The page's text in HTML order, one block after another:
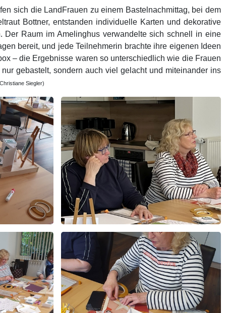
sich die LandFrauen zu einem Bastelnachmittag, bei dem
Bottner, entstanden individuelle Karten und dekorative
Raum im Amelinghus verwandelte sich schnell in eine
bereit, und jede Teilnehmerin brachte ihre eigenen Ideen
– die Ergebnisse waren so unterschiedlich wie die Frauen
gebastelt, sondern auch viel gelacht und miteinander ins
Siegler)